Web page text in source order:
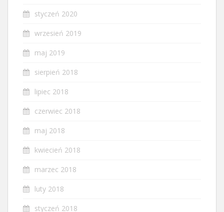
styczeń 2020
wrzesień 2019
maj 2019
sierpień 2018
lipiec 2018
czerwiec 2018
maj 2018
kwiecień 2018
marzec 2018
luty 2018
styczeń 2018